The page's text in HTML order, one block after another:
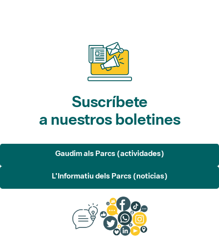
Suscríbete
a nuestros boletines
Gaudim als Parcs (actividades)
L'Informatiu dels Parcs (noticias)